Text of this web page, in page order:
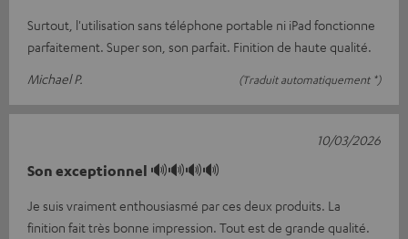
Surtout, l'utilisation sans téléphone portable ni iPad fonctionne
parfaitement. Super son, son parfait. Finition de haute qualité.
Michael P.
(Traduit automatiquement *)
Son exceptionnel 🔊🔊🔊🔊
Je suis vraiment enthousiasmé par ces deux produits. La
finition fait très bonne impression. Tout est de grande qualité.
10/03/2026